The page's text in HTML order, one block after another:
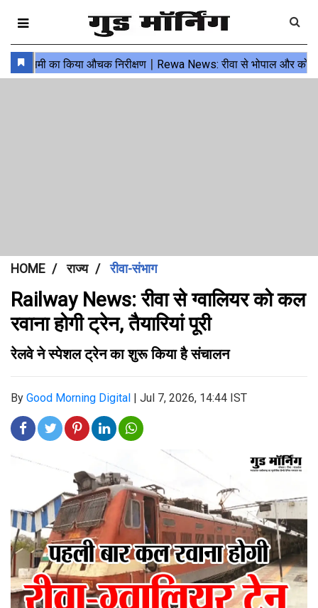
HOME राज्य रीवा-संभाग
Railway News: रीवा से ग्वालियर को कल
रवाना होगी ट्रेन, तैयारियां पूरी
रेलवे ने स्पेशल ट्रेन का शुरू किया है संचालन
By Good Morning Digital | Jul 7, 2026, 14:44 IST